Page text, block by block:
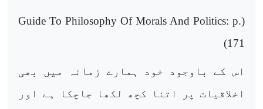
(
Guide To Philosophy Of Morals And Politics: p.
171
)
اس کے باوجود خود ہمارے زمانہ میں بھی
اخلاقیات پر اتنا کچھ لکھا جاچکا ہے اور